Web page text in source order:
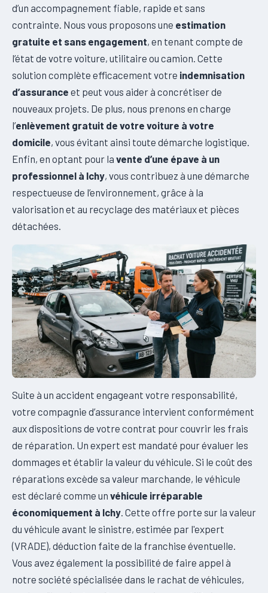
d’un accompagnement fiable, rapide et sans
contrainte. Nous vous proposons une estimation
gratuite et sans engagement, en tenant compte de
l’état de votre voiture, utilitaire ou camion. Cette
solution complète efficacement votre indemnisation
d’assurance et peut vous aider à concrétiser de
nouveaux projets. De plus, nous prenons en charge
l’enlèvement gratuit de votre voiture à votre
domicile, vous évitant ainsi toute démarche logistique.
Enfin, en optant pour la vente d’une épave à un
professionnel à Ichy, vous contribuez à une démarche
respectueuse de l’environnement, grâce à la
valorisation et au recyclage des matériaux et pièces
détachées.
Suite à un accident engageant votre responsabilité,
votre compagnie d’assurance intervient conformément
aux dispositions de votre contrat pour couvrir les frais
de réparation. Un expert est mandaté pour évaluer les
dommages et établir la valeur du véhicule. Si le coût des
réparations excède sa valeur marchande, le véhicule
est déclaré comme un véhicule irréparable
économiquement à Ichy . Cette offre porte sur la valeur
du véhicule avant le sinistre, estimée par l'expert
(VRADE), déduction faite de la franchise éventuelle.
Vous avez également la possibilité de faire appel à
notre société spécialisée dans le rachat de véhicules,